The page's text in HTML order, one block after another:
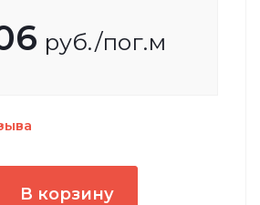
руб./пог.м
В корзину